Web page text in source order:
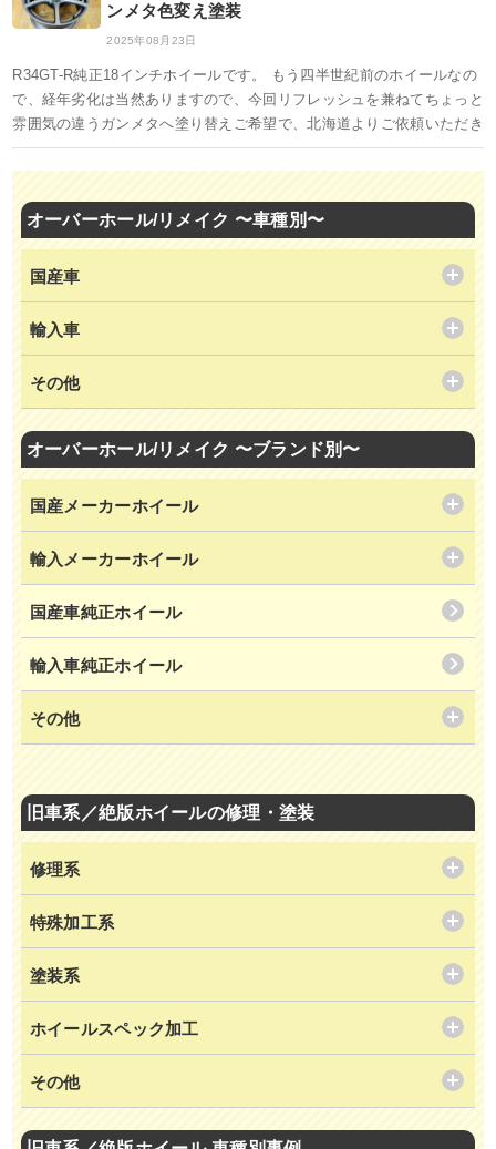
ンメタ色変え塗装
2025年08月23日
R34GT-R純正18インチホイールです。 もう四半世紀前のホイールなの
で、経年劣化は当然ありますので、今回リフレッシュを兼ねてちょっと
雰囲気の違うガンメタへ塗り替えご希望で、北海道よりご依頼いただき
オーバーホール/リメイク 〜車種別〜
国産車
輸入車
その他
オーバーホール/リメイク 〜ブランド別〜
国産メーカーホイール
輸入メーカーホイール
国産車純正ホイール
輸入車純正ホイール
その他
旧車系／絶版ホイールの修理・塗装
修理系
特殊加工系
塗装系
ホイールスペック加工
その他